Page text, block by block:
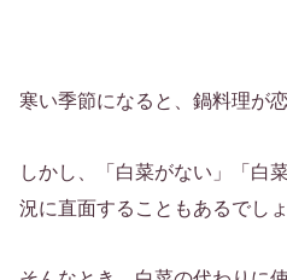
寒い季節になると、鍋料理が
しかし、「白菜がない」「白
況に直面することもあるでしょ